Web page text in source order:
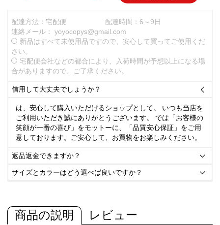
配達方法：宅配便
配達時間：6～9日
連絡メール： yoyocopys@gmail.com
新品はすべて未使用品ですので、安心して買ってご使用くだ
さい。
宅配便会社などの都合により、入荷時間が予想以上になる場
合がありますので、ご了承ください。
信用して大丈夫でしょうか？ 
は、安心して購入いただけるショップとして。 いつも当店を
ご利用いただき誠にありがとうございます。 では「お客様の
笑顔が一番の喜び」をモットーに、「品質安心保証」をご用
意しております。ご安心して、お買物をお楽しみください。
返品返金できますか？ 
サイズとカラーはどう選べば良いですか？ 
商品の説明 レビュー